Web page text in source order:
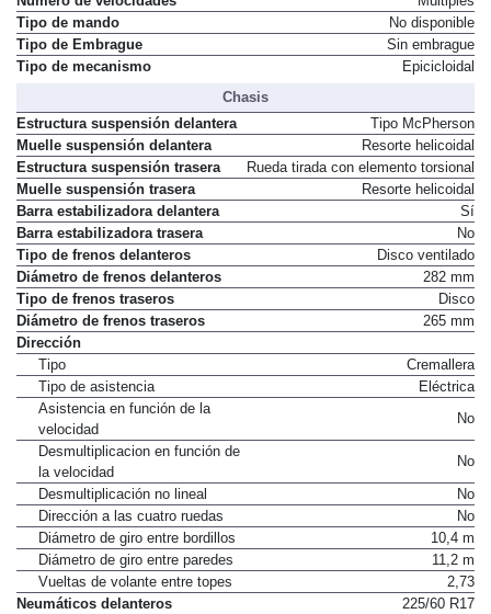
Tipo de mando
No disponible
Tipo de Embrague
Sin embrague
Tipo de mecanismo
Epicicloidal
Chasis
Estructura suspensión delantera
Tipo McPherson
Muelle suspensión delantera
Resorte helicoidal
Estructura suspensión trasera
Rueda tirada con elemento torsional
Muelle suspensión trasera
Resorte helicoidal
Barra estabilizadora delantera
Sí
Barra estabilizadora trasera
No
Tipo de frenos delanteros
Disco ventilado
Diámetro de frenos delanteros
282 mm
Tipo de frenos traseros
Disco
Diámetro de frenos traseros
265 mm
Dirección
Tipo
Cremallera
Tipo de asistencia
Eléctrica
Asistencia en función de la
velocidad
No
Desmultiplicacion en función de
la velocidad
No
Desmultiplicación no lineal
No
Dirección a las cuatro ruedas
No
Diámetro de giro entre bordillos
10,4 m
Diámetro de giro entre paredes
11,2 m
Vueltas de volante entre topes
2,73
Neumáticos delanteros
225/60 R17